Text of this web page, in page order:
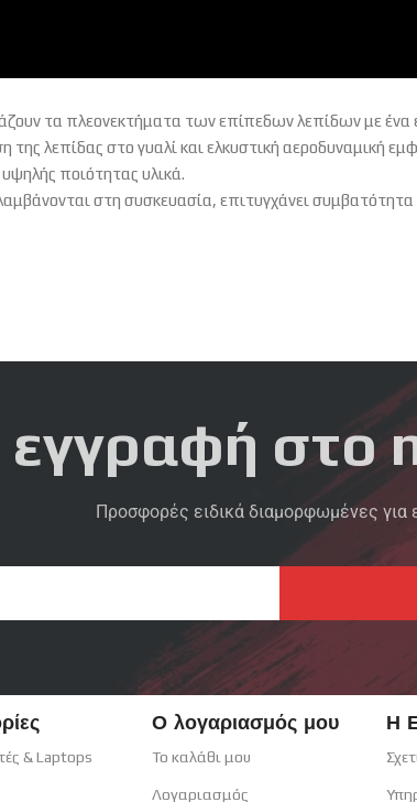
τα πλεονεκτήματα των επίπεδων λεπίδων με
λεπίδας στο γυαλί και ελκυστική αεροδυναμική
ποιότητας υλικά.
στη συσκευασία, επιτυγχάνει
εγγραφή στο
Προσφορές ειδικά διαμορφωμένες για
& Laptops
Ο λογαριασμός μου
Το καλάθι μου
Λογαριασμός
Η